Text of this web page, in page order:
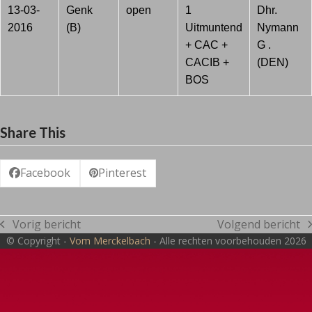
13-03-
2016
Genk
(B)
open
1
Uitmuntend
+ CAC +
CACIB +
BOS
Dhr.
Nymann
G .
(DEN)
Share This
Facebook Pinterest
previous
post:
Vorig bericht
next
post:
Volgend bericht
© Copyright - Vom Merckelbach - Alle rechten voorbehouden 2026